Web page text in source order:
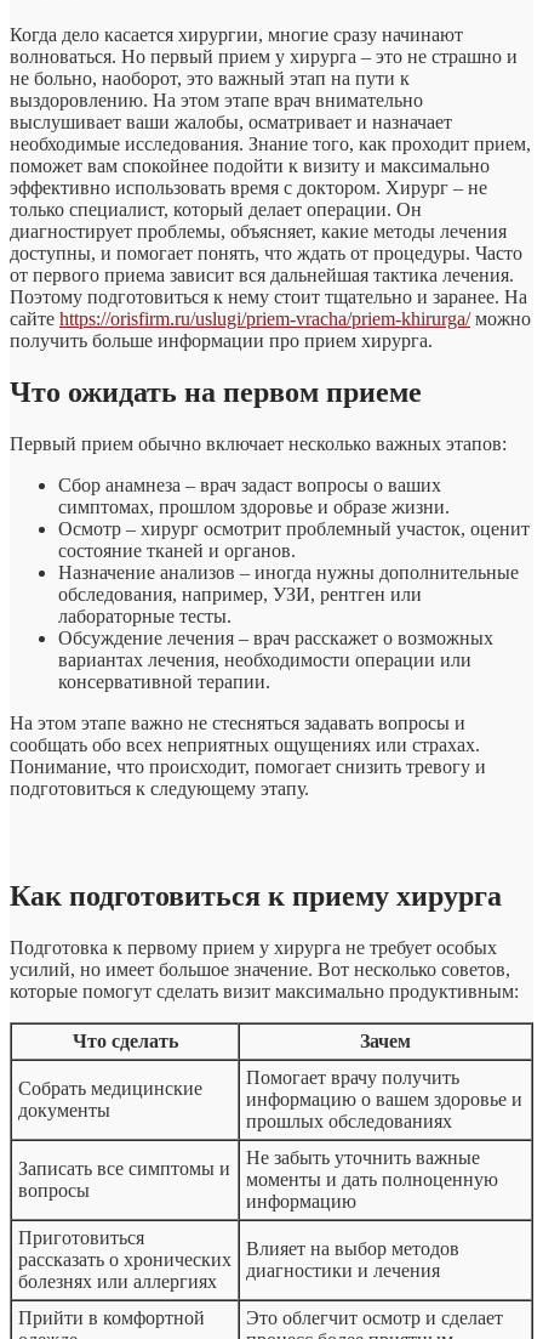
Когда дело касается хирургии, многие сразу начинают
волноваться. Но первый прием у хирурга – это не страшно и
не больно, наоборот, это важный этап на пути к
выздоровлению. На этом этапе врач внимательно
выслушивает ваши жалобы, осматривает и назначает
необходимые исследования. Знание того, как проходит прием,
поможет вам спокойнее подойти к визиту и максимально
эффективно использовать время с доктором. Хирург – не
только специалист, который делает операции. Он
диагностирует проблемы, объясняет, какие методы лечения
доступны, и помогает понять, что ждать от процедуры. Часто
от первого приема зависит вся дальнейшая тактика лечения.
Поэтому подготовиться к нему стоит тщательно и заранее. На
сайте https://orisfirm.ru/uslugi/priem-vracha/priem-khirurga/можно
получить больше информации про прием хирурга.
Что ожидать на первом приеме
Первый прием обычно включает несколько важных этапов:
Сбор анамнеза – врач задаст вопросы о ваших
симптомах, прошлом здоровье и образе жизни.
Осмотр – хирург осмотрит проблемный участок, оценит
состояние тканей и органов.
Назначение анализов – иногда нужны дополнительные
обследования, например, УЗИ, рентген или
лабораторные тесты.
Обсуждение лечения – врач расскажет о возможных
вариантах лечения, необходимости операции или
консервативной терапии.
На этом этапе важно не стесняться задавать вопросы и
сообщать обо всех неприятных ощущениях или страхах.
Понимание, что происходит, помогает снизить тревогу и
подготовиться к следующему этапу.
Как подготовиться к приему хирурга
Подготовка к первому прием у хирурга не требует особых
усилий, но имеет большое значение. Вот несколько советов,
которые помогут сделать визит максимально продуктивным:
Что сделать Зачем
Собрать медицинские
документы
Помогает врачу получить
информацию о вашем здоровье и
прошлых обследованиях
Записать все симптомы и
вопросы
Не забыть уточнить важные
моменты и дать полноценную
информацию
Приготовиться
рассказать о хронических
болезнях или аллергиях
Влияет на выбор методов
диагностики и лечения
Прийти в комфортной
Это облегчит осмотр и сделает